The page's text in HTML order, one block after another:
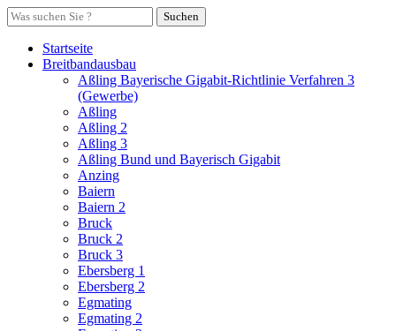
Suchen
Startseite
Breitbandausbau
Aßling Bayerische Gigabit-Richtlinie Verfahren 3
(Gewerbe)
Aßling
Aßling 2
Aßling 3
Aßling Bund und Bayerisch Gigabit
Anzing
Baiern
Baiern 2
Bruck
Bruck 2
Bruck 3
Ebersberg 1
Ebersberg 2
Egmating
Egmating 2